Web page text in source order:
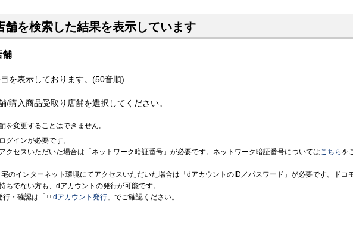
舗を検索した結果を表示しています
舗
を表示しております。(50音順)
/購入商品受取り店舗を選択してください。
を変更することはできません。
グインが必要です。
クセスいただいた場合は「ネットワーク暗証番号」が必要です。ネットワーク暗証番号についてはこちら を
のインターネット環境にてアクセスいただいた場合は「dアカウントのID／パスワード」が必要です。ドコ
ちでない方も、dアカウントの発行が可能です。
・確認は「
dアカウント発行 」でご確認ください。